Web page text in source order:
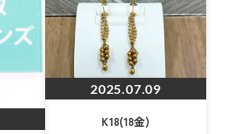
2025.07.09
K18(18金)